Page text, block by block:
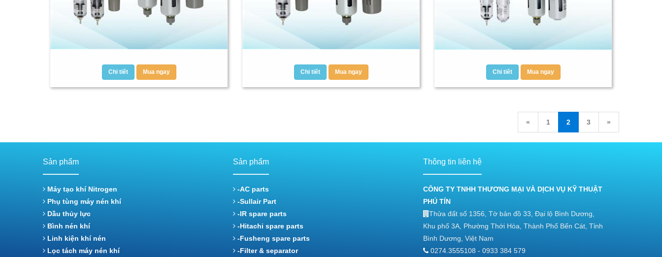
Chi tiết Mua ngay Chi tiết Mua ngay Chi tiết Mua ngay
« 1 2 3 »
Sản phẩm
Máy tạo khí Nitrogen
Phụ tùng máy nén khí
Dầu thủy lực
Bình nén khí
Linh kiện khí nén
Lọc tách máy nén khí
Sản phẩm
-AC parts
-Sullair Part
-IR spare parts
-Hitachi spare parts
-Fusheng spare parts
-Filter & separator
Thông tin liên hệ
CÔNG TY TNHH THƯƠNG MẠI VÀ DỊCH VỤ KỸ THUẬT
PHÚ TÍN
Thửa đất số 1356, Tờ bản đồ 33, Đại lộ Bình Dương,
Khu phố 3A, Phường Thới Hòa, Thành Phố Bến Cát, Tỉnh
Bình Dương, Việt Nam
0274.3555108 - 0933 384 579